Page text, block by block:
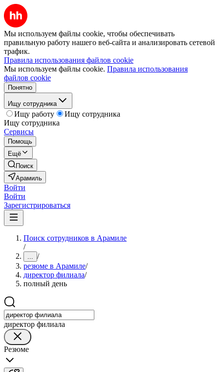
Мы используем файлы cookie, чтобы обеспечивать
правильную работу нашего веб-сайта и анализировать сетевой
трафик.
Правила использования файлов cookie
Мы используем файлы cookie. Правила использования
файлов cookie
Понятно
Ищу сотрудника
Ищу работу
Ищу сотрудника
Ищу сотрудника
Сервисы
Помощь
Ещё
Поиск
Арамиль
Войти
Войти
Зарегистрироваться
Поиск сотрудников в Арамиле
/
... /
резюме в Арамиле/
директор филиала/
полный день
директор филиала
Резюме